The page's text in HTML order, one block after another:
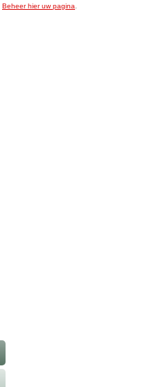
Beheer hier uw pagina